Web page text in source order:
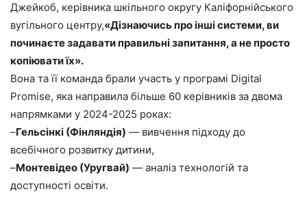
Джейкоб, керівника шкільного округу Каліфорнійського
вугільного центру,«Дізнаючись про інші системи, ви
починаєте задавати правильні запитання, а не просто
копіювати їх».
Вона та її команда брали участь у програмі Digital
Promise, яка направила більше 60 керівників за двома
напрямками у 2024-2025 роках:
–Гельсінкі (Фінляндія) — вивчення підходу до
всебічного розвитку дитини,
–Монтевідео (Уругвай) — аналіз технологій та
доступності освіти.